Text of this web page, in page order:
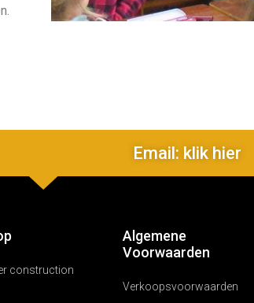
Email: klik hier
construction
Algemene
Voorwaarden
Verkoopsvoorwaarden